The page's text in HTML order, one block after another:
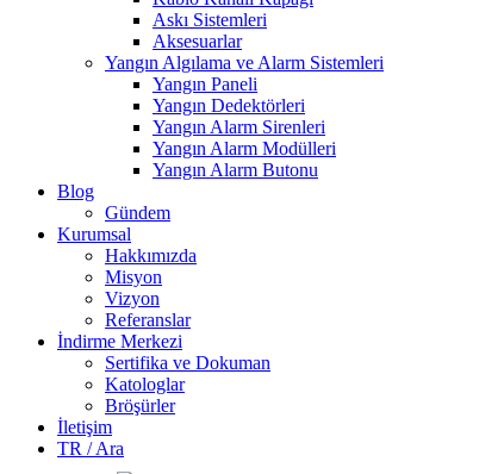
Askı Sistemleri
Aksesuarlar
Yangın Algılama ve Alarm Sistemleri
Yangın Paneli
Yangın Dedektörleri
Yangın Alarm Sirenleri
Yangın Alarm Modülleri
Yangın Alarm Butonu
Blog
Gündem
Kurumsal
Hakkımızda
Misyon
Vizyon
Referanslar
İndirme Merkezi
Sertifika ve Dokuman
Katologlar
Bröşürler
İletişim
TR / Ara